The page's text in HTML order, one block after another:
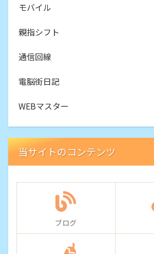
モバイル
親指シフト
通信回線
電脳街日記
WEBマスター
当サイトのコンテンツ
ブログ